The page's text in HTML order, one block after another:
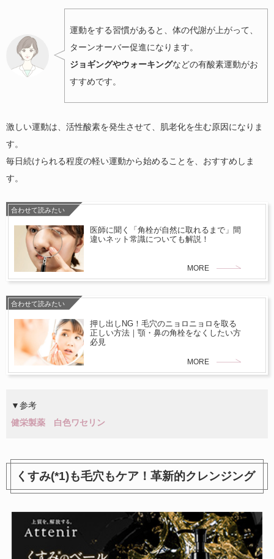
運動をする習慣があると、体の代謝が上がって、
ターンオーバー促進になります。
ジョギングやウォーキングなどの有酸素運動がお
すすめです。
激しい運動は、活性酸素を発生させて、肌老化を生む原因になりま
す。
毎日続けられる程度の軽い運動から始めることを、おすすめしま
す。
合わせて読みたい
医師に聞く「角栓が自然に取れるまで」間
違いネット常識についても解説！
MORE
合わせて読みたい
押し出しNG！毛穴のニョロニョロを取る
正しい方法｜顎・鼻の角栓をなくしたい方
必見
MORE
▼参考
健栄製薬 白色ワセリン
くすみ(*1)も毛穴もケア！革新的クレンジング